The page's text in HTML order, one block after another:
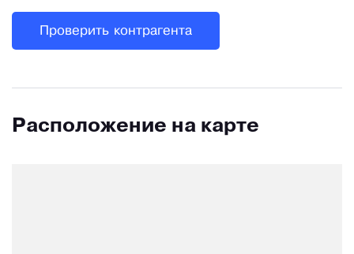
Проверить контрагента
Расположение на карте